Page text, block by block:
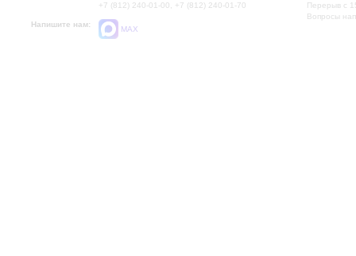
+7 (812) 240-01-00, +7 (812) 240-01-70
Напишите нам:
MAX
Перерыв с
Вопросы